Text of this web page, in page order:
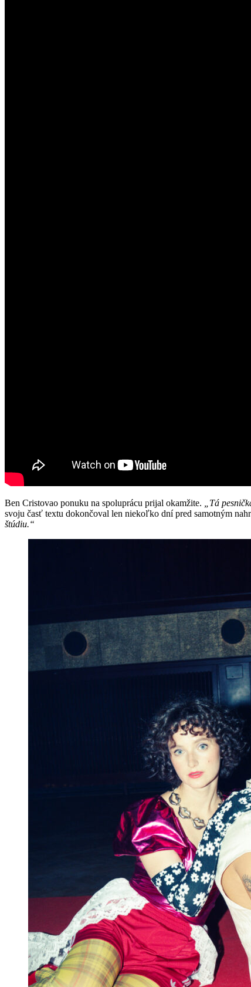
Ben Cristovao ponuku na spoluprácu prijal okamžite.
„Tá
svoju časť textu dokončoval len niekoľko dní pred samotným
štúdiu.“